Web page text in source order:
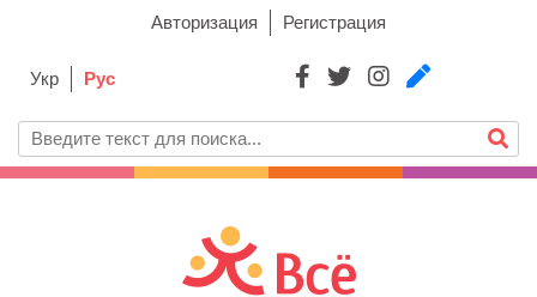
Авторизация Регистрация
Укр Рус